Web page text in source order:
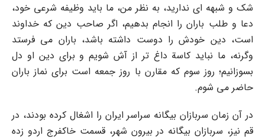
شک و شبهه ای ندارید، به نظر من، ما باید وظیفه شرعی خود،
دعا و طلب باران را انجام بدهیم، اگر صاحب دین که خداوند
است، دین خودش را دوست داشته باشد، باران می فرستد
وگرنه، ما نباید کاسة داغ تر از آش شویم و برای دین او دل
بسوزانیم؛ روز سوم که مقارن با روز جمعه است برای نماز باران
حاضر می شوم.
در آن زمان سربازان بیگانه سراسر ایران را اشغال کرده بودند، در
قم نیز، سربازان بیگانه در بیرون شهر، قسمت خاکفرج اردو زده